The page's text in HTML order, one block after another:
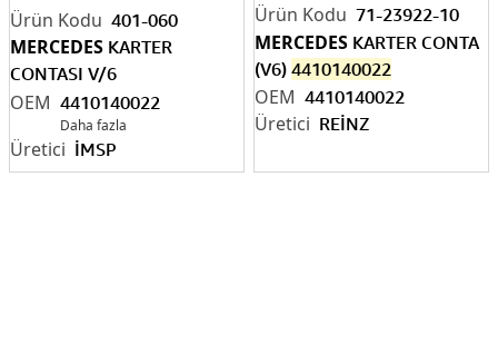
401-060
4410140022
Daha fazla
MERCEDES KARTER
CONTASI V/6
4410140022/4410140422
765.696
İMSP
71-23922-10
4410140022
MERCEDES KARTER CONTA
(V6) 4410140022
REİNZ